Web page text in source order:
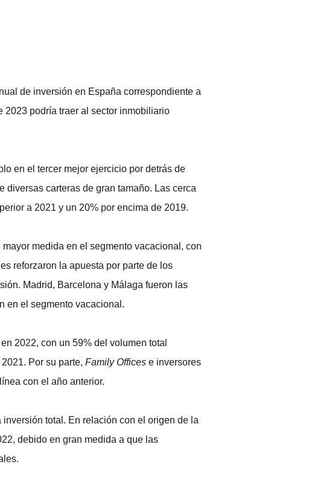
de inversión en España correspondiente a
2023 podría traer al sector inmobiliario
en el tercer mejor ejercicio por detrás de
carteras de gran tamaño. Las cerca
a 2021 y un 20% por encima de 2019.
medida en el segmento vacacional, con
reforzaron la apuesta por parte de los
Madrid, Barcelona y Málaga fueron las
en el segmento vacacional.
2022, con un 59% del volumen total
Por su parte, Family Offices e inversores
con el año anterior.
total. En relación con el origen de la
debido en gran medida a que las